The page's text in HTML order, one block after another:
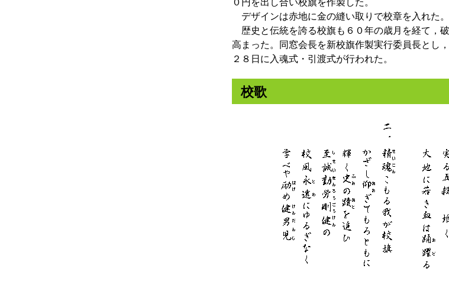
デザインは赤地に金の縫い取りで校章を入れた
歴史と伝統を誇る校旗も６０年の歳月を経て，
高まった。同窓会長を新校旗作製実行委員長とし
２８日に入魂式・引渡式が行われた。
校歌